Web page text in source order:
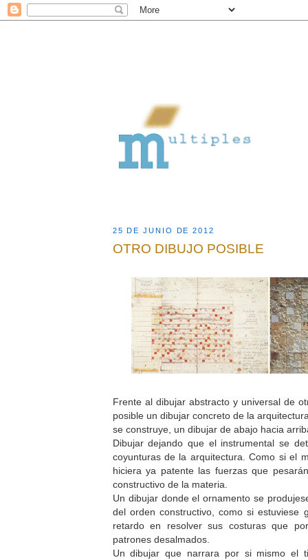
25 DE JUNIO DE 2012
OTRO DIBUJO POSIBLE
Frente al dibujar abstracto y universal de
posible un dibujar concreto de la
se construye, un dibujar de abajo hacia
Dibujar dejando que el instrumental se
coyunturas de la arquitectura. Como si el
hiciera ya patente las fuerzas que
constructivo de la materia.
Un dibujar donde el ornamento se
del orden constructivo, como si estuviese
retardo en resolver sus costuras que
patrones desalmados.
Un dibujar que narrara por si mismo el